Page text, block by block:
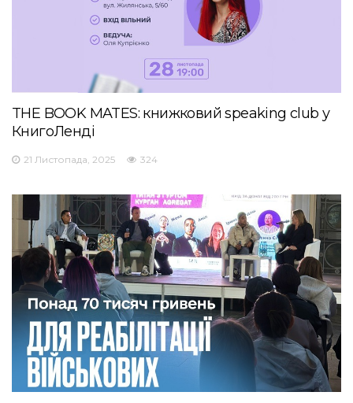
THE BOOK MATES: книжковий speaking club у
КнигоЛенді
21 Листопада, 2025 324